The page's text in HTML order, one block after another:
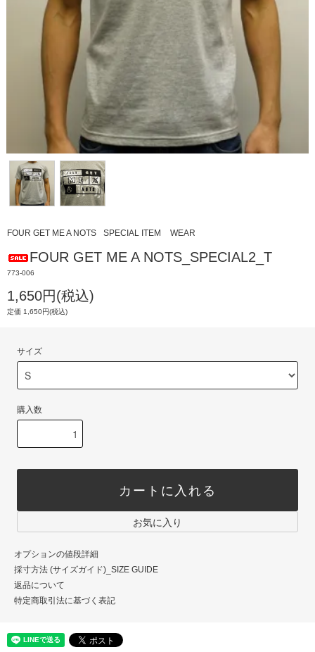
FOUR GET ME A NOTS SPECIAL ITEM WEAR
FOUR GET ME A NOTS_SPECIAL2_T
773-006
1,650円(税込)
定価 1,650円(税込)
サイズ
購入数
カートに入れる
お気に入り
オプションの値段詳細
採寸方法 (サイズガイド)_SIZE GUIDE
返品について
特定商取引法に基づく表記